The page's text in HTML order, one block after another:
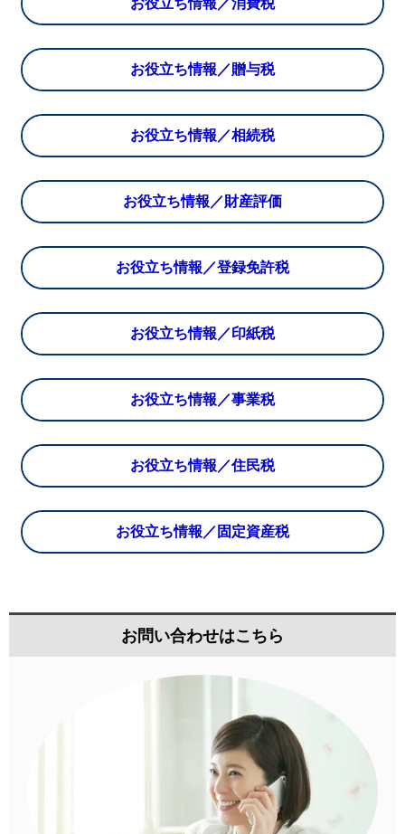
お役立ち情報／贈与税
お役立ち情報／相続税
お役立ち情報／財産評価
お役立ち情報／登録免許税
お役立ち情報／印紙税
お役立ち情報／事業税
お役立ち情報／住民税
お役立ち情報／固定資産税
お問い合わせはこちら